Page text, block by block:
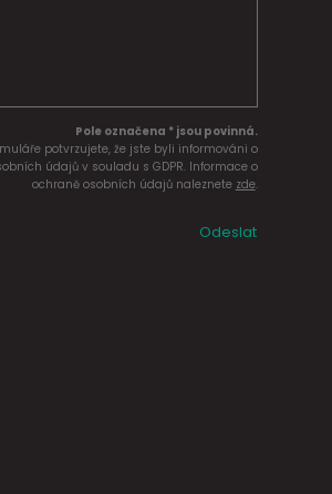
Pole označena * jsou povinná.
potvrzujete, že jste byli informováni o
údajů v souladu s GDPR. Informace o
ochraně osobních údajů naleznete zde.
Odeslat